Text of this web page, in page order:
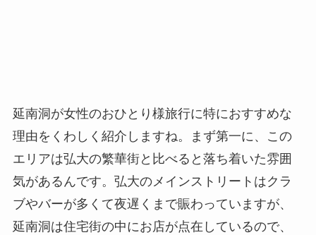
延南洞が女性のおひとり様旅行に特におすすめな
理由をくわしく紹介しますね。まず第一に、この
エリアは弘大の繁華街と比べると落ち着いた雰囲
気があるんです。弘大のメインストリートはクラ
ブやバーが多くて夜遅くまで賑わっていますが、
延南洞は住宅街の中にお店が点在しているので、